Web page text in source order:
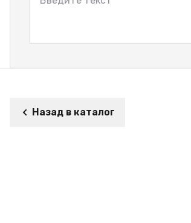
Назад в каталог